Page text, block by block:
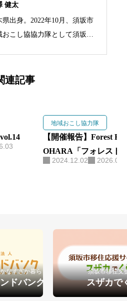
健太
県出身。2022年10月、須坂市
おこし協協力隊として須坂市
原高原を拠点に、生ハムブラ
し協力隊の経験を活かし、
観光・森林を軸に地域づくり
り組んでいます。
連記事
地域おこし協力隊
【開催報告】Forest
OHARA「フォレスト
養成講座」セッション
2024.12.02
なすざか暮らし
ドバンク
須坂市移住支
スザカで